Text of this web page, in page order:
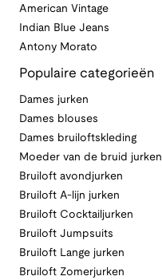
American Vintage
Indian Blue Jeans
Antony Morato
Populaire categorieën
Dames jurken
Dames blouses
Dames bruiloftskleding
Moeder van de bruid jurken
Bruiloft avondjurken
Bruiloft A-lijn jurken
Bruiloft Cocktailjurken
Bruiloft Jumpsuits
Bruiloft Lange jurken
Bruiloft Zomerjurken